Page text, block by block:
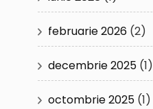
februarie 2026(2)
decembrie 2025(1)
octombrie 2025(1)